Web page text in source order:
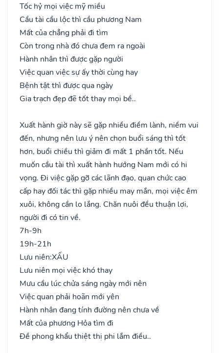
Tốc hỷ mọi việc mỹ miều
Cầu tài cầu lộc thì cầu phương Nam
Mất của chẳng phải đi tìm
Còn trong nhà đó chưa đem ra ngoài
Hành nhân thì được gặp người
Việc quan việc sự ấy thời cùng hay
Bệnh tật thì được qua ngày
Gia trạch đẹp đẽ tốt thay mọi bề..
Xuất hành giờ này sẽ gặp nhiều điềm lành, niềm vui
đến, nhưng nên lưu ý nên chọn buổi sáng thì tốt
hơn, buổi chiều thì giảm đi mất 1 phần tốt. Nếu
muốn cầu tài thì xuất hành hướng Nam mới có hi
vọng. Đi việc gặp gỡ các lãnh đạo, quan chức cao
cấp hay đối tác thì gặp nhiều may mắn, mọi việc êm
xuôi, không cần lo lắng. Chăn nuôi đều thuận lợi,
người đi có tin về.
7h-9h
19h-21h
Lưu niên:XẤU
Lưu niên mọi việc khó thay
Mưu cầu lúc chửa sáng ngày mới nên
Việc quan phải hoãn mới yên
Hành nhân đang tính đường nên chưa về
Mất của phương Hỏa tìm đi
Đề phong khẩu thiệt thị phi lắm điều..